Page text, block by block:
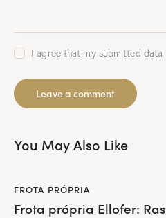
I agree that my submitted data
You May Also Like
FROTA PRÓPRIA
Frota própria Ellofer: